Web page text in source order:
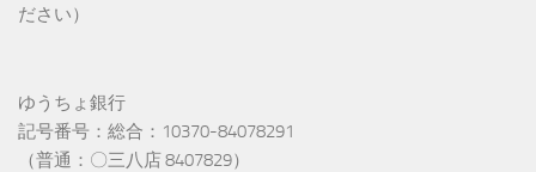
ださい）
ゆうちょ銀行
記号番号：総合：10370-84078291
（普通：〇三八店 8407829）